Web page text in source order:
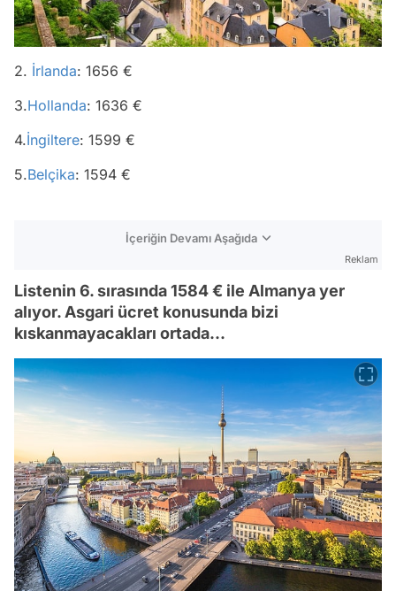
2. İrlanda: 1656 €
3.Hollanda: 1636 €
4.İngiltere: 1599 €
5.Belçika: 1594 €
İçeriğin Devamı Aşağıda
Reklam
Listenin 6. sırasında 1584 € ile Almanya yer
alıyor. Asgari ücret konusunda bizi
kıskanmayacakları ortada...